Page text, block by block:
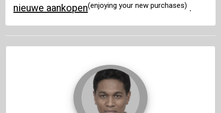
nieuwe aankopen(enjoying your new purchases) .